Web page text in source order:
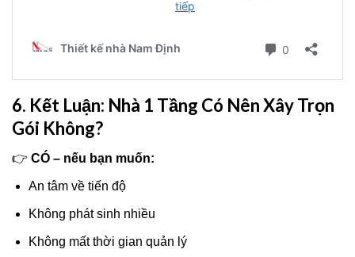
6. Kết Luận: Nhà 1 Tầng Có Nên Xây Trọn
Gói Không?
👉 CÓ – nếu bạn muốn:
An tâm về tiến độ
Không phát sinh nhiều
Không mất thời gian quản lý